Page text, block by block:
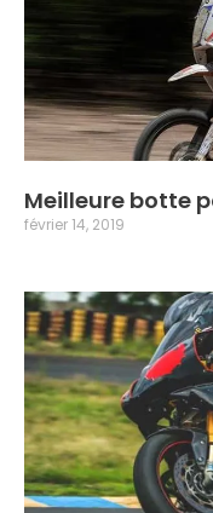
Meilleure botte
février 14, 2019